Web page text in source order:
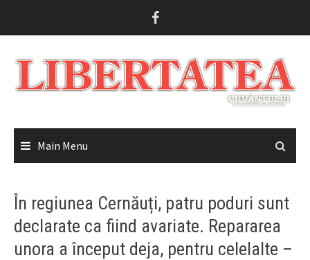
Main Menu
În regiunea Cernăuți, patru poduri sunt
declarate ca fiind avariate. Repararea
unora a început deja, pentru celelalte –